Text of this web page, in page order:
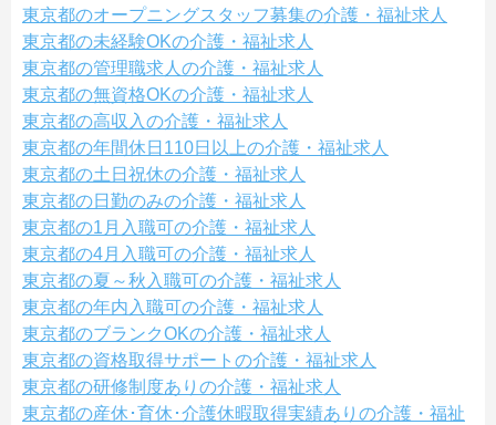
東京都のオープニングスタッフ募集の介護・福祉求人
東京都の未経験OKの介護・福祉求人
東京都の管理職求人の介護・福祉求人
東京都の無資格OKの介護・福祉求人
東京都の高収入の介護・福祉求人
東京都の年間休日110日以上の介護・福祉求人
東京都の土日祝休の介護・福祉求人
東京都の日勤のみの介護・福祉求人
東京都の1月入職可の介護・福祉求人
東京都の4月入職可の介護・福祉求人
東京都の夏～秋入職可の介護・福祉求人
東京都の年内入職可の介護・福祉求人
東京都のブランクOKの介護・福祉求人
東京都の資格取得サポートの介護・福祉求人
東京都の研修制度ありの介護・福祉求人
東京都の産休･育休･介護休暇取得実績ありの介護・福祉